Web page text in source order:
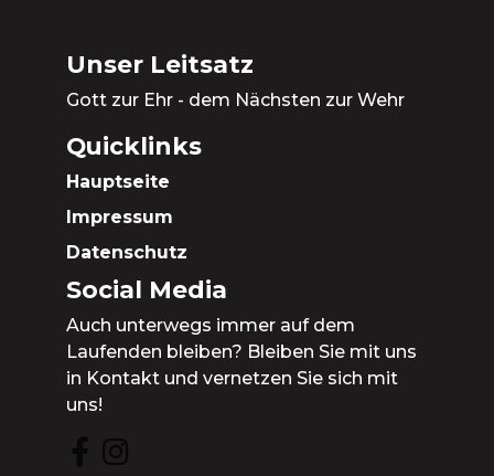
Unser Leitsatz
Gott zur Ehr - dem Nächsten zur Wehr
Quicklinks
Hauptseite
Impressum
Datenschutz
Social Media
Auch unterwegs immer auf dem
Laufenden bleiben? Bleiben Sie mit uns
in Kontakt und vernetzen Sie sich mit
uns!